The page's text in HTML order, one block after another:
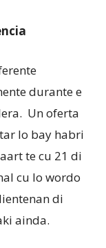
durante e
Un oferta
lo bay habri
te cu 21 di
cu lo wordo
di
ainda.